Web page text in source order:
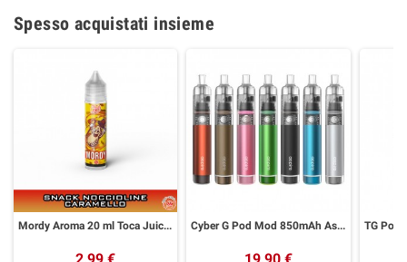
Spesso acquistati insieme
Mordy Aroma 20 ml Toca Juice by Galactika Cyber G Pod Mod 850mAh Aspire